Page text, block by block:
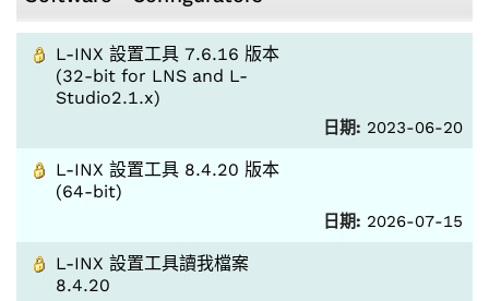
L-INX 設置工具 7.6.16 版本
(32-bit for LNS and L-
Studio2.1.x)
日期: 2023-06-20
L-INX 設置工具 8.4.20 版本
(64-bit)
日期: 2026-07-15
L-INX 設置工具讀我檔案
8.4.20